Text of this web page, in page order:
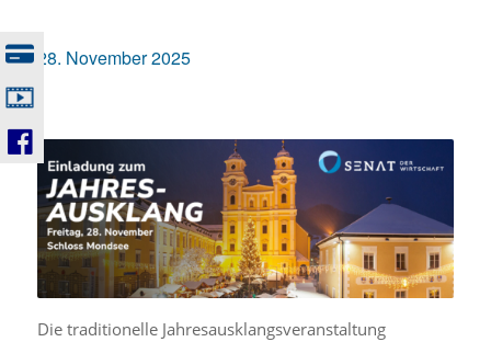
28. November 2025
Die traditionelle Jahresausklangsveranstaltung